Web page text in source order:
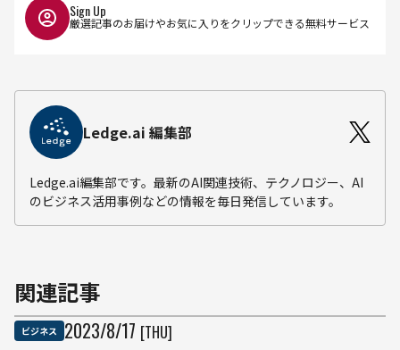
Sign Up
厳選記事のお届けやお気に入りをクリップできる無料サービス
Ledge.ai 編集部
Ledge.ai編集部です。最新のAI関連技術、テクノロジー、AI
のビジネス活用事例などの情報を毎日発信しています。
関連記事
ビジネス 2023/8/17 [THU]